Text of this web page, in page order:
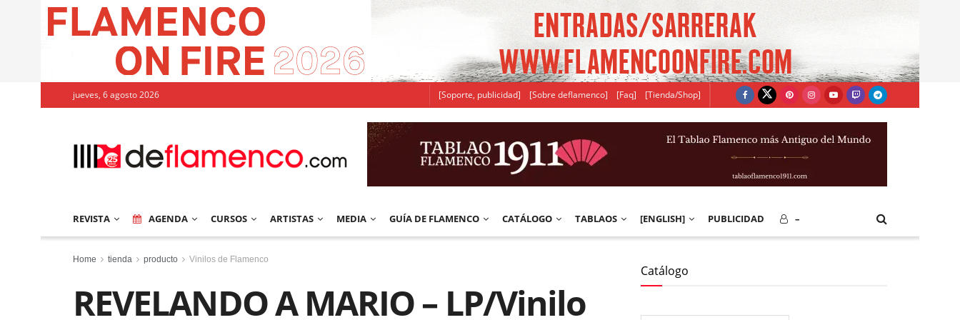
jueves, 6 agosto 2026 [Soporte, publicidad] [Sobre deflamenco] [Faq] [Tienda/Shop]
REVISTA AGENDA CURSOS ARTISTAS MEDIA GUÍA DE FLAMENCO CATÁLOGO TABLAOS [ENGLISH] PUBLICIDAD –
Home tienda producto Vinilos de Flamenco
REVELANDO A MARIO – LP/Vinilo
Catálogo